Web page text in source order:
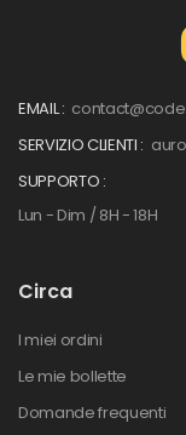
EMAIL :
SERVIZIO CLIENTI :
SUPPORTO :
Lun - Dim / 8H - 18H
Circa
I miei ordini
Le mie bollette
Domande frequenti